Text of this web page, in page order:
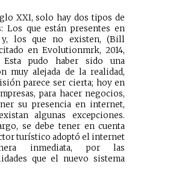
XXI, solo hay dos tipos de
Los que están presentes en
y, los que no existen, (Bill
en Evolutionmrk, 2014,
Esta pudo haber sido una
muy alejada de la realidad,
parece ser cierta; hoy en
para hacer negocios,
su presencia en internet,
algunas excepciones.
se debe tener en cuenta
turístico adoptó el internet
inmediata, por las
que el nuevo sistema